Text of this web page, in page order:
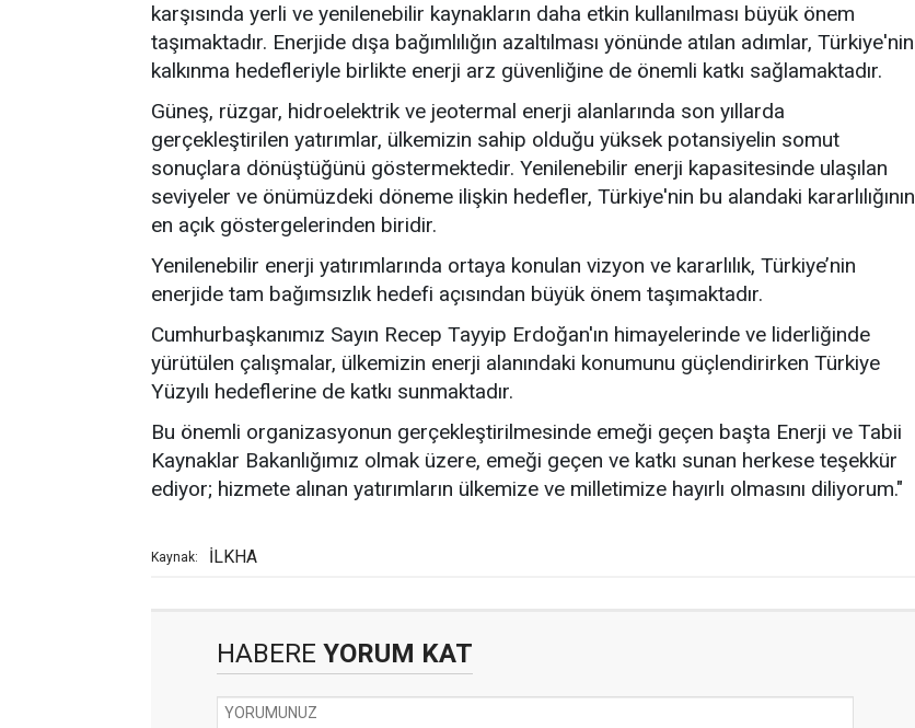
karşısında yerli ve yenilenebilir kaynakların daha etkin kullanılması büyük önem
taşımaktadır. Enerjide dışa bağımlılığın azaltılması yönünde atılan adımlar, Türkiye'nin
kalkınma hedefleriyle birlikte enerji arz güvenliğine de önemli katkı sağlamaktadır.
Güneş, rüzgar, hidroelektrik ve jeotermal enerji alanlarında son yıllarda
gerçekleştirilen yatırımlar, ülkemizin sahip olduğu yüksek potansiyelin somut
sonuçlara dönüştüğünü göstermektedir. Yenilenebilir enerji kapasitesinde ulaşılan
seviyeler ve önümüzdeki döneme ilişkin hedefler, Türkiye'nin bu alandaki kararlılığının
en açık göstergelerinden biridir.
Yenilenebilir enerji yatırımlarında ortaya konulan vizyon ve kararlılık, Türkiye’nin
enerjide tam bağımsızlık hedefi açısından büyük önem taşımaktadır.
Cumhurbaşkanımız Sayın Recep Tayyip Erdoğan'ın himayelerinde ve liderliğinde
yürütülen çalışmalar, ülkemizin enerji alanındaki konumunu güçlendirirken Türkiye
Yüzyılı hedeflerine de katkı sunmaktadır.
Bu önemli organizasyonun gerçekleştirilmesinde emeği geçen başta Enerji ve Tabii
Kaynaklar Bakanlığımız olmak üzere, emeği geçen ve katkı sunan herkese teşekkür
ediyor; hizmete alınan yatırımların ülkemize ve milletimize hayırlı olmasını diliyorum."
Kaynak: İLKHA
HABERE YORUM KAT